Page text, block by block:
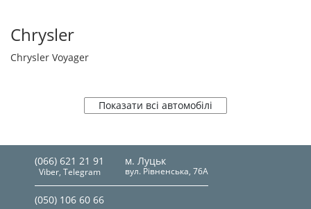
Chrysler
Chrysler Voyager
Показати всі автомобілі
(066) 621 21 91
Viber, Telegram
м. Луцьк
вул. Рівненська, 76А
(050) 106 60 66